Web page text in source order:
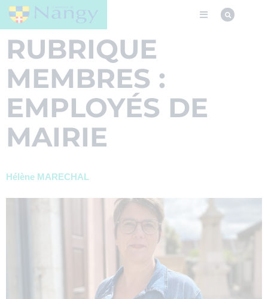
RUBRIQUE
MEMBRES :
EMPLOYÉS DE
MAIRIE
Hélène MARECHAL